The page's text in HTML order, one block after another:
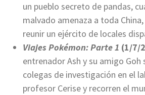
un pueblo secreto de pandas,
malvado amenaza a toda
reunir un ejército de locales
Viajes Pokémon: Parte 1 (1/7/
entrenador Ash y su amigo Goh
colegas de investigación en el
profesor Cerise y recorren el